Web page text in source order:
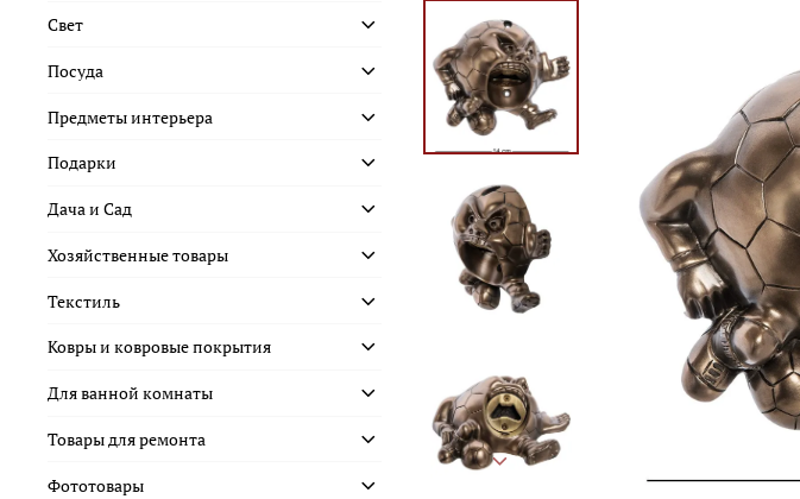
Свет
Посуда
Предметы интерьера
Подарки
Дача и Сад
Хозяйственные товары
Текстиль
Ковры и ковровые покрытия
Для ванной комнаты
Товары для ремонта
Фототовары